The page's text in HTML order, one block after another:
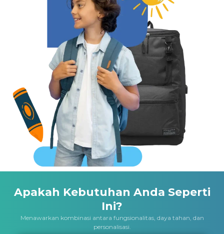
Apakah Kebutuhan Anda Seperti
Ini?
Menawarkan kombinasi antara fungsionalitas, daya tahan, dan
personalisasi.